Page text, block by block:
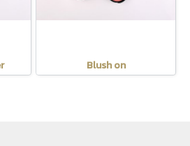
Blush on